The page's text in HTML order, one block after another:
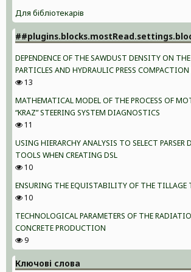
Для бібліотекарів
DEPENDENCE OF THE SAWDUST DENSITY ON
PARTICLES AND HYDRAULIC PRESS COMPACTION
13
MATHEMATICAL MODEL OF THE PROCESS OF
“KRAZ” STEERING SYSTEM DIAGNOSTICS
11
USING HIERARCHY ANALYSIS TO SELECT PARSER
TOOLS WHEN CREATING DSL
10
ENSURING THE EQUISTABILITY OF THE TILLAGE
10
TECHNOLOGICAL PARAMETERS OF THE
CONCRETE PRODUCTION
9
Ключові слова